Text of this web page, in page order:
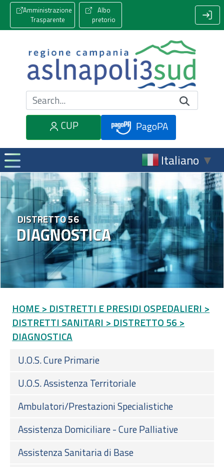
Amministrazione
Trasparente
Albo
pretorio
Cerca nel sito
CUP
PagoPA
Italiano ▼
DIAGNOSTICA
DISTRETTO 56
HOME > DISTRETTI E PRESIDI OSPEDALIERI >
DISTRETTI SANITARI > DISTRETTO 56 >
DIAGNOSTICA
U.O.S. Cure Primarie
U.O.S. Assistenza Territoriale
Ambulatori/Prestazioni Specialistiche
Assistenza Domiciliare - Cure Palliative
Assistenza Sanitaria di Base